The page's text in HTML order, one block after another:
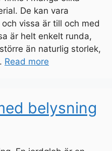
De kan vara
vissa är till och med
är helt enkelt runda,
än naturlig storlek,
Read more
belysning